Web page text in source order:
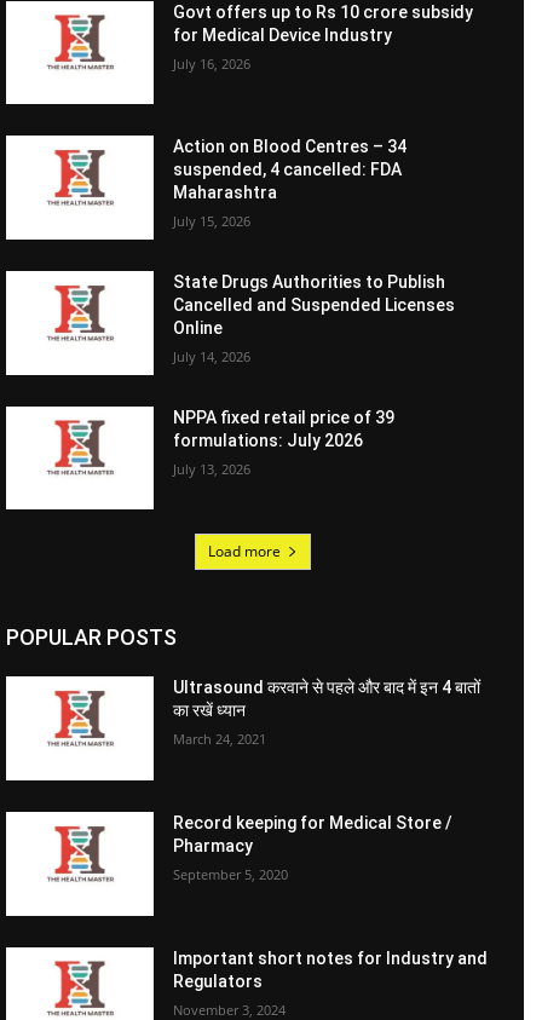
Govt offers up to Rs 10 crore subsidy
for Medical Device Industry
July 16, 2026
Action on Blood Centres – 34
suspended, 4 cancelled: FDA
Maharashtra
July 15, 2026
State Drugs Authorities to Publish
Cancelled and Suspended Licenses
Online
July 14, 2026
NPPA fixed retail price of 39
formulations: July 2026
July 13, 2026
Load more
POPULAR POSTS
Ultrasound करवाने से पहले और बाद में इन 4 बातों
का रखें ध्यान
March 24, 2021
Record keeping for Medical Store /
Pharmacy
September 5, 2020
Important short notes for Industry and
Regulators
November 3, 2024